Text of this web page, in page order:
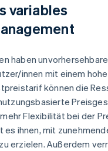
variables
haben
innen mit einem
können die
Flexibilität bei der
es ihnen, mit
erzielen. Außerdem